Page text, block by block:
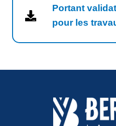
Portant
pour les